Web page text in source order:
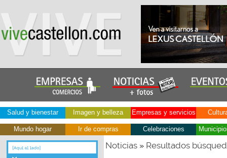
Salud y bienestar Imagen y belleza Empresas y servicios
Mundo hogar Ir de compras Celebraciones
Noticias» Resultados